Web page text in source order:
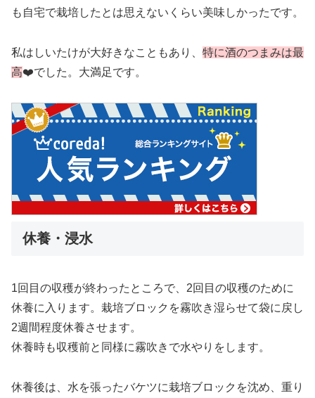
も自宅で栽培したとは思えないくらい美味しかったです。
私はしいたけが大好きなこともあり、 特に酒のつまみは最
高❤️でした。大満足です。
休養・浸水
1回目の収穫が終わったところで、2回目の収穫のために
休養に入ります。栽培ブロックを霧吹き湿らせて袋に戻し
2週間程度休養させます。
休養時も収穫前と同様に霧吹きで水やりをします。
休養後は、水を張ったバケツに栽培ブロックを沈め、重り